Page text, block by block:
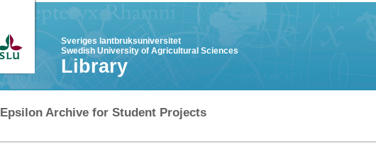
Sveriges lantbruksuniversitet
Swedish University of Agricultural Sciences
Library
Epsilon Archive for Student Projects